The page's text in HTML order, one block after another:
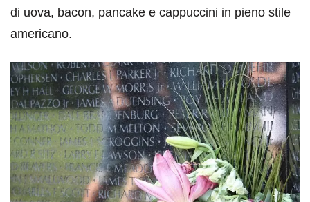
di uova, bacon, pancake e cappuccini in pieno stile
americano.